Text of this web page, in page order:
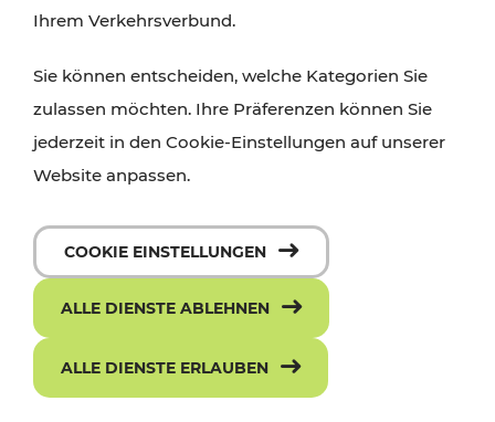
Ihrem Verkehrsverbund.
Sie können entscheiden, welche Kategorien Sie
zulassen möchten. Ihre Präferenzen können Sie
jederzeit in den Cookie-Einstellungen auf unserer
Website anpassen.
COOKIE EINSTELLUNGEN
ALLE DIENSTE ABLEHNEN
ALLE DIENSTE ERLAUBEN